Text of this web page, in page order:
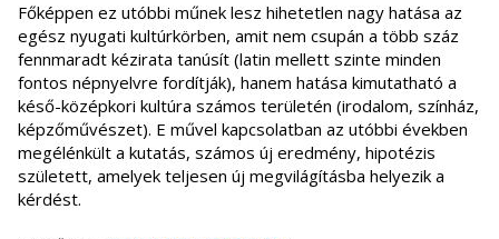
Főképpen ez utóbbi műnek lesz hihetetlen nagy hatása az
egész nyugati kultúrkörben, amit nem csupán a több száz
fennmaradt kézirata tanúsít (latin mellett szinte minden
fontos népnyelvre fordítják), hanem hatása kimutatható a
késő-középkori kultúra számos területén (irodalom, színház,
képzőművészet). E művel kapcsolatban az utóbbi években
megélénkült a kutatás, számos új eredmény, hipotézis
született, amelyek teljesen új megvilágításba helyezik a
kérdést.